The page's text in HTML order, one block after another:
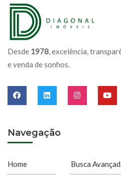
Desde 1978, excelência,
e venda de sonhos.
Navegação
Home Busca